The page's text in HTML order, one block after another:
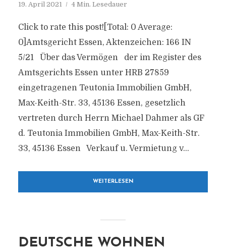
19. April 2021 4 Min. Lesedauer
Click to rate this post![Total: 0 Average:
0]Amtsgericht Essen, Aktenzeichen: 166 IN
5/21 Über das Vermögen der im Register des
Amtsgerichts Essen unter HRB 27859
eingetragenen Teutonia Immobilien GmbH,
Max-Keith-Str. 33, 45136 Essen, gesetzlich
vertreten durch Herrn Michael Dahmer als GF
d. Teutonia Immobilien GmbH, Max-Keith-Str.
33, 45136 Essen Verkauf u. Vermietung v...
WEITERLESEN
DEUTSCHE WOHNEN